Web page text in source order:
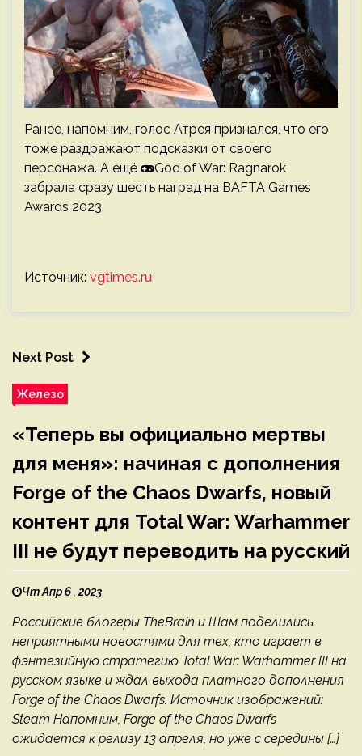
Ранее, напомним, голос Атрея признался, что его
тоже раздражают подсказки от своего
персонажа. А ещё
God of War: Ragnarok
забрала сразу шесть наград на BAFTA Games
Awards 2023.
Источник: vgtimes.ru
Next Post
Железо
«Теперь вы официально мертвы
для меня»: начиная с дополнения
Forge of the Chaos Dwarfs, новый
контент для Total War: Warhammer
III не будут переводить на русский
Чт Апр 6 , 2023
Российские блогеры TheBrain и Шам поделились
неприятными новостями для тех, кто играет в
фэнтезийную стратегию Total War: Warhammer III на
русском языке и ждал выхода платного дополнения
Forge of the Chaos Dwarfs. Источник изображений:
Steam Напомним, Forge of the Chaos Dwarfs
ожидается к релизу 13 апреля, но уже с середины […]